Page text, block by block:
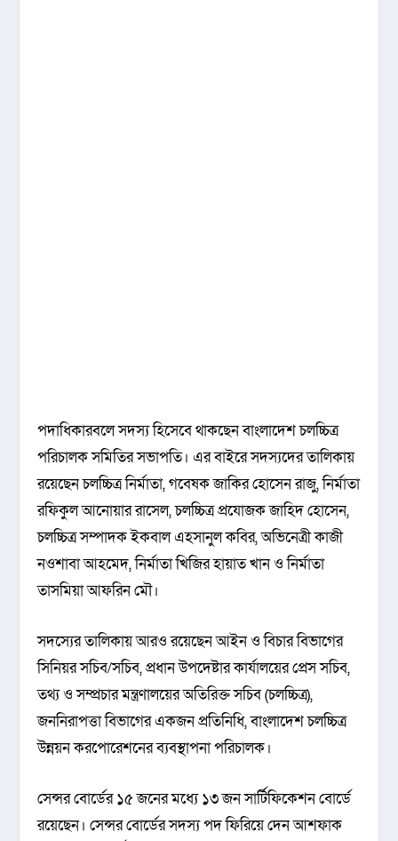
পদাধিকারবলে সদস্য হিসেবে থাকছেন বাংলাদেশ চলচ্চিত্র
পরিচালক সমিতির সভাপতি। এর বাইরে সদস্যদের তালিকায়
রয়েছেন চলচ্চিত্র নির্মাতা, গবেষক জাকির হোসেন রাজু, নির্মাতা
রফিকুল আনোয়ার রাসেল, চলচ্চিত্র প্রযোজক জাহিদ হোসেন,
চলচ্চিত্র সম্পাদক ইকবাল এহসানুল কবির, অভিনেত্রী কাজী
নওশাবা আহমেদ, নির্মাতা খিজির হায়াত খান ও নির্মাতা
তাসমিয়া আফরিন মৌ।
সদস্যের তালিকায় আরও রয়েছেন আইন ও বিচার বিভাগের
সিনিয়র সচিব/সচিব, প্রধান উপদেষ্টার কার্যালয়ের প্রেস সচিব,
তথ্য ও সম্প্রচার মন্ত্রণালয়ের অতিরিক্ত সচিব (চলচ্চিত্র),
জননিরাপত্তা বিভাগের একজন প্রতিনিধি, বাংলাদেশ চলচ্চিত্র
উন্নয়ন করপোরেশনের ব্যবস্থাপনা পরিচালক।
সেন্সর বোর্ডের ১৫ জনের মধ্যে ১৩ জন সার্টিফিকেশন বোর্ডে
রয়েছেন। সেন্সর বোর্ডের সদস্য পদ ফিরিয়ে দেন আশফাক